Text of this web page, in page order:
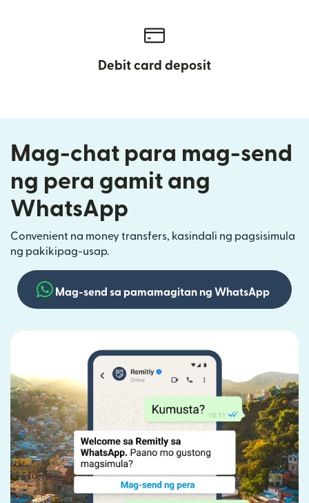
Debit card deposit
Mag-chat para mag-send
ng pera gamit ang
WhatsApp
Convenient na money transfers, kasindali ng pagsisimula
ng pakikipag-usap.
Mag-send sa pamamagitan ng WhatsApp